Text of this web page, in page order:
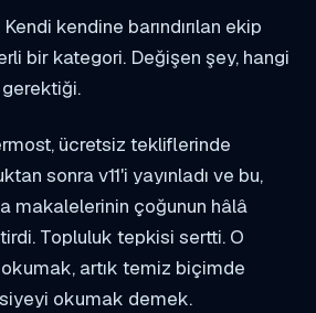
kendine barındırılan ekip
bir kategori. Değişen şey, hangi
ücretsiz tekliflerinde
sonra v11'i yayınladı ve bu,
makalelerinin çoğunun hâlâ
Topluluk tepkisi sertti. O
artık temiz biçimde
okumak demek.